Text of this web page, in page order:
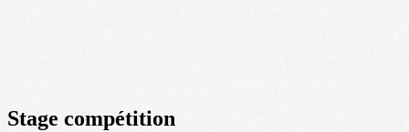
Stage compétition